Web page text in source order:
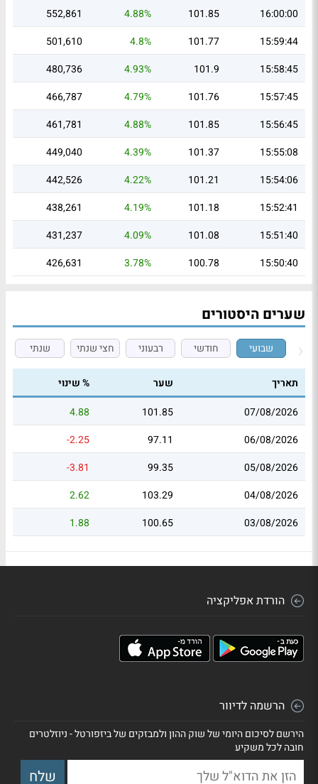
16:00:00
101.85
4.88%
552,861
15:59:44
101.77
4.8%
501,610
15:58:45
101.9
4.93%
480,736
15:57:45
101.76
4.79%
466,787
15:56:45
101.85
4.88%
461,781
15:55:08
101.37
4.39%
449,040
15:54:06
101.21
4.22%
442,526
15:52:41
101.18
4.19%
438,261
15:51:40
101.08
4.09%
431,237
15:50:40
100.78
3.78%
426,631
שערים היסטורים
שבועי חודשי רבעוני חצי שנתי שנתי
תאריך שער
% שינוי
07/08/2026
101.85
4.88
06/08/2026
97.11
-2.25
05/08/2026
99.35
-3.81
04/08/2026
103.29
2.62
03/08/2026
100.65
1.88
הורדת אפליקציה
הרשמה לדיוור
הירשם לסיכום היומי של שוק ההון ולמבזקים של ביזפורטל - ניוזלטרים
חובה לכל משקיע